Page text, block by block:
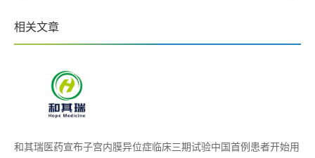
相关文章
和其瑞医药宣布子宫内膜异位症临床三期试验中国首例患者开始用